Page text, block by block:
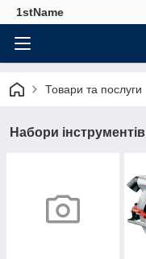
1stName
Товари та послуги
Набори інструментів